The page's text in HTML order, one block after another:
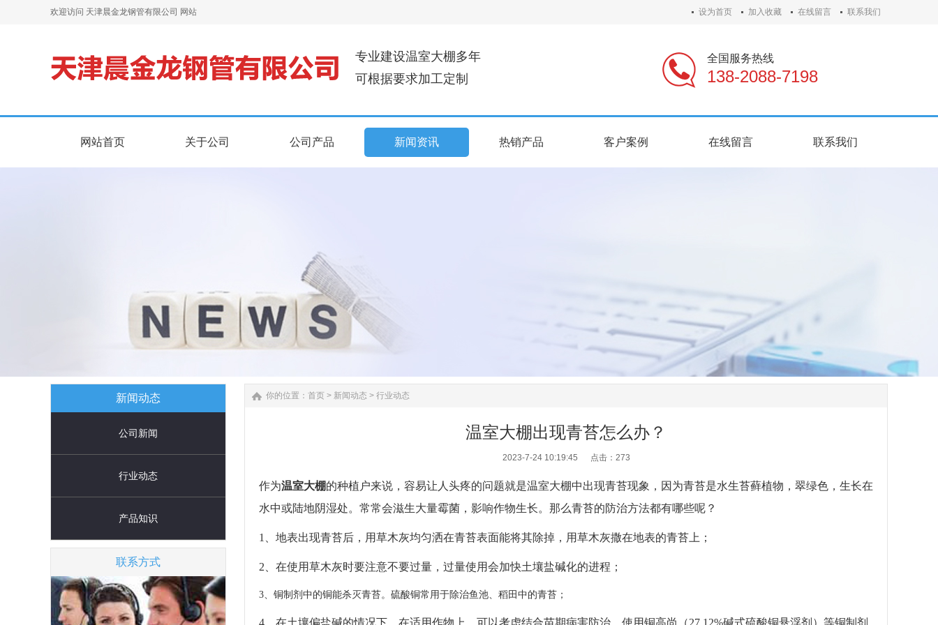
欢迎访问 天津晨金龙钢管有限公司 网站 设为首页 加入收藏 在线留言 联系我们
专业建设温室大棚多年
可根据要求加工定制
全国服务热线
138-2088-7198
网站首页
网站首页
关于公司
关于公司
公司产品
公司产品
新闻资讯
新闻资讯
热销产品
热销产品
客户案例
客户案例
在线留言
在线留言
联系我们
联系我们
新闻动态
公司新闻
行业动态
产品知识
联系方式
你的位置： 首页 > 新闻动态 > 行业动态
温室大棚出现青苔怎么办？
2023-7-24 10:19:45 点击： 273
作为温室大棚的种植户来说，容易让人头疼的问题就是温室大棚中出现青苔现象，因为青苔是水生苔藓植物，翠绿色，生长在
水中或陆地阴湿处。常常会滋生大量霉菌，影响作物生长。那么青苔的防治方法都有哪些呢？
1 、地表出现青苔后，用草木灰均匀洒在青苔表面能将其除掉，用草木灰撒在地表的青苔上；
2 、在使用草木灰时要注意不要过量，过量使用会加快土壤盐碱化的进程；
3、铜制剂中的铜能杀灭青苔。硫酸铜常用于除治鱼池、稻田中的青苔；
4 、在土壤偏盐碱的情况下，在适用作物上，可以考虑结合苗期病害防治，使用铜高尚（27.12%碱式硫酸铜悬浮剂）等铜制剂